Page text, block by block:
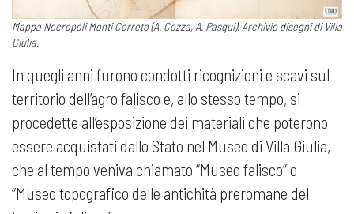
Mappa Necropoli Monti Cerreto (A. Cozza, A. Pasqui). Archivio disegni di Villa
Giulia.
In quegli anni furono condotti ricognizioni e scavi sul
territorio dell’agro falisco e, allo stesso tempo, si
procedette all’esposizione dei materiali che poterono
essere acquistati dallo Stato nel Museo di Villa Giulia,
che al tempo veniva chiamato “Museo falisco” o
“Museo topografico delle antichità preromane del